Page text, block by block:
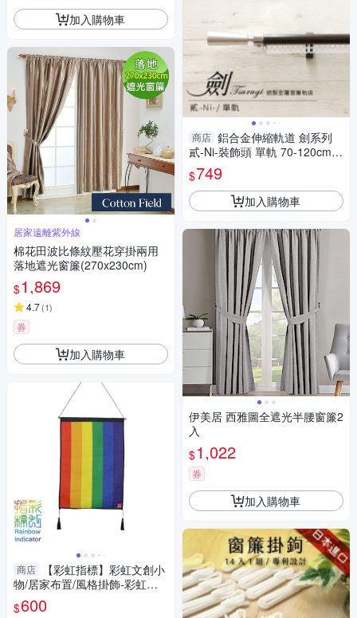
加入購物車
居家遠離紫外線
棉花田波比條紋壓花穿掛兩用
落地遮光窗簾(270x230cm)
$1,869
4.7(1)
券
加入購物車
商店
【彩虹指標】彩虹文創小
物/居家布置/風格掛飾-彩虹款
掛軸
$600
商店 鋁合金伸縮軌道 劍系列
貳-Ni-裝飾頭 單軌 70-120cm
造型窗簾軌道DIY 遮光窗簾專
用軌道
$749
加入購物車
伊美居 西雅圖全遮光半腰窗簾2
入
$1,022
券
加入購物車